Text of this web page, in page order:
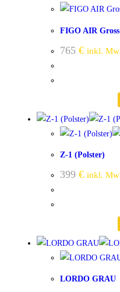
FIGO AIR Gross
765 € inkl.
Z-1 (Polster)
399 € inkl.
LORDO GRAU